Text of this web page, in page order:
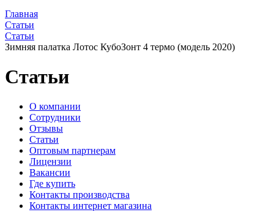
Главная
Статьи
Статьи
Зимняя палатка Лотос КубоЗонт 4 термо (модель 2020)
Статьи
O компании
Сотрудники
Отзывы
Статьи
Оптовым партнерам
Лицензии
Вакансии
Где купить
Контакты производства
Контакты интернет магазина